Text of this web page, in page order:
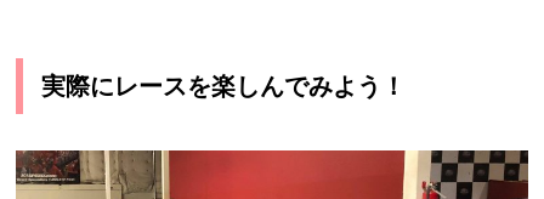
実際にレースを楽しんでみよう！